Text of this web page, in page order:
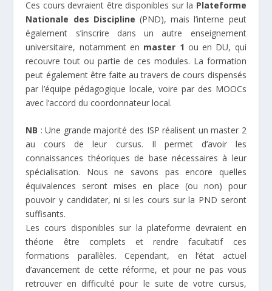
Ces cours devraient être disponibles sur la Plateforme
Nationale des Discipline (PND), mais l’interne peut
également s’inscrire dans un autre enseignement
universitaire, notamment en master 1 ou en DU, qui
recouvre tout ou partie de ces modules. La formation
peut également être faite au travers de cours dispensés
par l’équipe pédagogique locale, voire par des MOOCs
avec l’accord du coordonnateur local.
NB : Une grande majorité des ISP réalisent un master 2
au cours de leur cursus. Il permet d’avoir les
connaissances théoriques de base nécessaires à leur
spécialisation. Nous ne savons pas encore quelles
équivalences seront mises en place (ou non) pour
pouvoir y candidater, ni si les cours sur la PND seront
suffisants.
Les cours disponibles sur la plateforme devraient en
théorie être complets et rendre facultatif ces
formations parallèles. Cependant, en l’état actuel
d’avancement de cette réforme, et pour ne pas vous
retrouver en difficulté pour le suite de votre cursus,